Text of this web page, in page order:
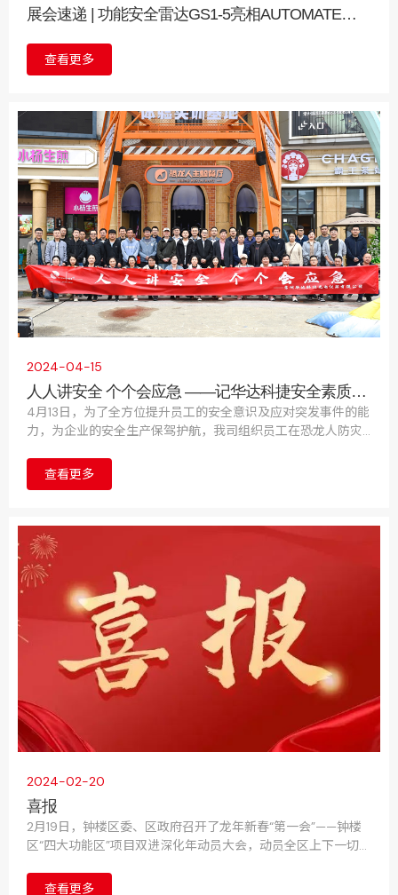
展会速递 | 功能安全雷达GS1-5亮相AUTOMATE
查看更多
2024-04-15
人人讲安全 个个会应急 ——记华达科捷安全素质拓
展活动圆满落幕
4月13日，为了全方位提升员工的安全意识及应对突发事件的能
力，为企业的安全生产保驾护航，我司组织员工在恐龙人防灾
查看更多
2024-02-20
喜报
2月19日，钟楼区委、区政府召开了龙年新春“第一会”——钟楼
区“四大功能区”项目双进深化年动员大会，动员全区上下一切围
战”的奋斗姿态，全力以赴推动项目双进量质提升，奋力推动钟
查看更多